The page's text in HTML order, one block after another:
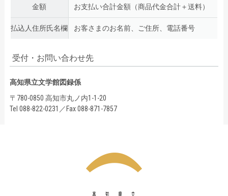
金額 お支払い合計金額（商品代金合計＋送料）
払込人住所氏名欄 お客さまのお名前、ご住所、電話番号
受付・お問い合わせ先
高知県立文学館図録係
〒780-0850 高知市丸ノ内1-1-20
Tel 088-822-0231／Fax 088-871-7857